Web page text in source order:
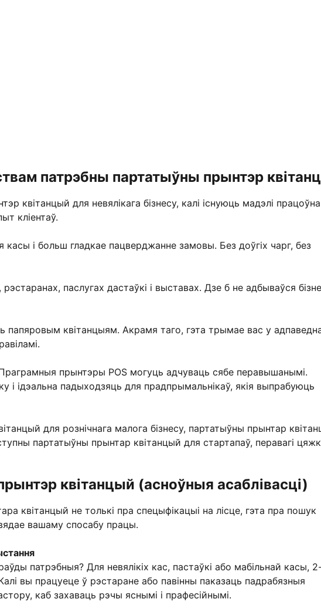
патрэбны партатыўны прынтэр
квітанцый для невялікага бізнесу, калі існуюць мадэлі
кліентаў.
касы і больш гладкае пацверджанне замовы. Без доўгіх чарг, без
паслугах дастаўкі і выставах. Дзе б не адбываўся
папяровым квітанцыям. Акрамя таго, гэта трымае вас у
прынтэры POS могуць адчуваць сябе перавышанымі.
і ідэальна падыходзяць для прадпрымальнікаў, якія выпрабуюць
для рознічнага малога бізнесу, партатыўны прынтар
партатыўны прынтар квітанцый для стартапаў, перавагі
квітанцый (асноўныя асаблівасці)
квітанцый не толькі пра спецыфікацыі на лісце, гэта пра пошук
вашаму спосабу працы.
патрэбныя? Для невялікіх кас, пастаўкі або мабільнай касы,
вы працуеце ў рэстаране або павінны паказаць падрабязныя
каб захаваць рэчы яснымі і прафесійнымі.